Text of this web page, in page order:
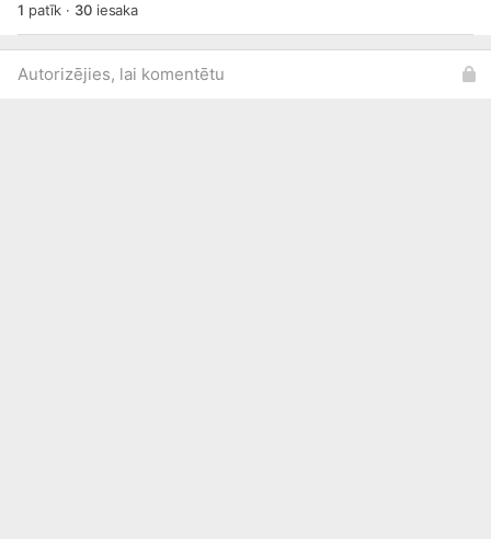
1 patīk · 30iesaka
Autorizējies, lai komentētu